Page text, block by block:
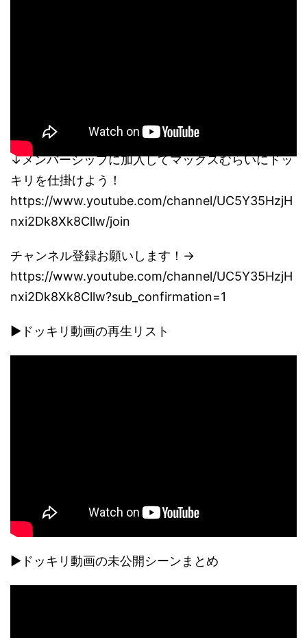
↓メンバーシップに加入してマックスむらいにドッ
キリを仕掛けよう！
https://www.youtube.com/channel/UC5Y35HzjH
nxi2Dk8Xk8Cllw/join
チャンネル登録お願いします！→
https://www.youtube.com/channel/UC5Y35HzjH
nxi2Dk8Xk8Cllw?sub_confirmation=1
▶ドッキリ動画の再生リスト
▶ドッキリ動画の未公開シーンまとめ